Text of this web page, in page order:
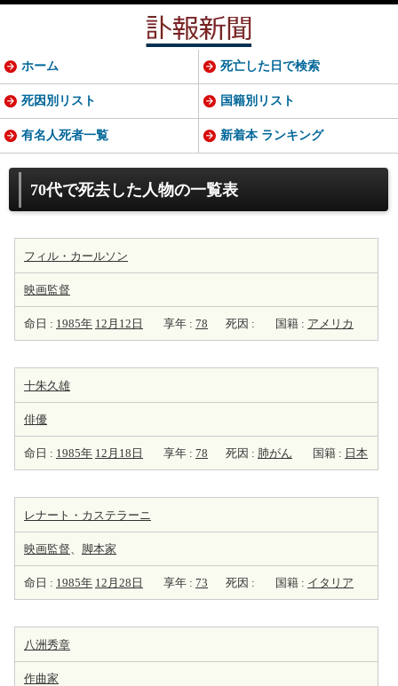
70代で死去した人物の一覧表
フィル・カールソン
映画監督
命日 : 1985年 12月12日 享年 : 78 死因 : 国籍 : アメリカ
十朱久雄
俳優
命日 : 1985年 12月18日 享年 : 78 死因 : 肺がん 国籍 : 日本
レナート・カステラーニ
映画監督、 脚本家
命日 : 1985年 12月28日 享年 : 73 死因 : 国籍 : イタリア
八洲秀章
作曲家
ホーム 死亡した日で検索
死因別リスト 国籍別リスト
有名人死者一覧 新着本 ランキング